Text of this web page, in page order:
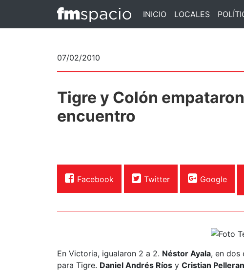
INICIO LOCALES
07/02/2010
Tigre y Colón
encuentro
Facebook Twitter Google
En Victoria, igualaron 2 a 2. Néstor Ayala, en dos
para Tigre. Daniel Andrés Ríos y Cristian